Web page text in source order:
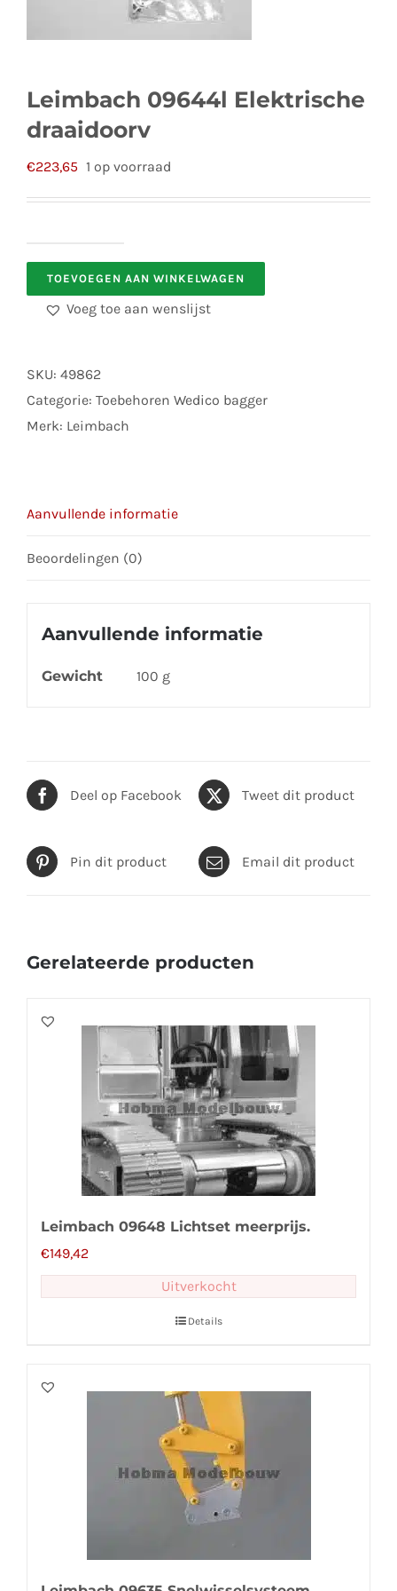
Leimbach 09644l Elektrische
draaidoorv
€223,65 1 op voorraad
09644l
Elektrische
TOEVOEGEN AAN WINKELWAGEN
Voeg toe aan wenslijst
SKU: 49862
Categorie: Toebehoren Wedico bagger
Merk: Leimbach
Aanvullende informatie
Beoordelingen (0)
Aanvullende informatie
Gewicht 100 g
Deel op Facebook Tweet dit product
Pin dit product Email dit product
Gerelateerde producten
Leimbach 09648 Lichtset meerprijs.
€149,42
Uitverkocht
Details